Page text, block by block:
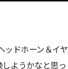
ドホーン＆イヤ
ようかなと思っ